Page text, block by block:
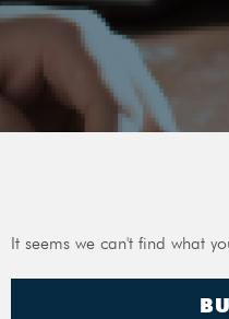
It seems we can't find what